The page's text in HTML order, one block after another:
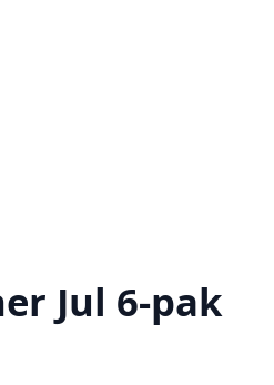
Jul 6-pak